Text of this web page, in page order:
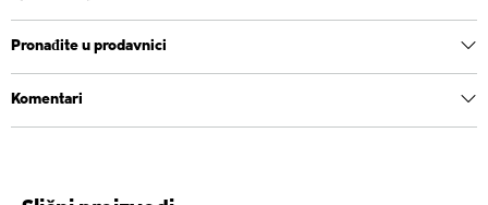
Pronađite u prodavnici
Komentari